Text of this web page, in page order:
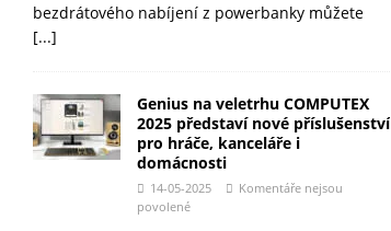
bezdrátového nabíjení z powerbanky můžete
[...]
Genius na veletrhu COMPUTEX
2025 představí nové příslušenství
pro hráče, kanceláře i
domácnosti
14-05-2025
Komentáře nejsou
povolené